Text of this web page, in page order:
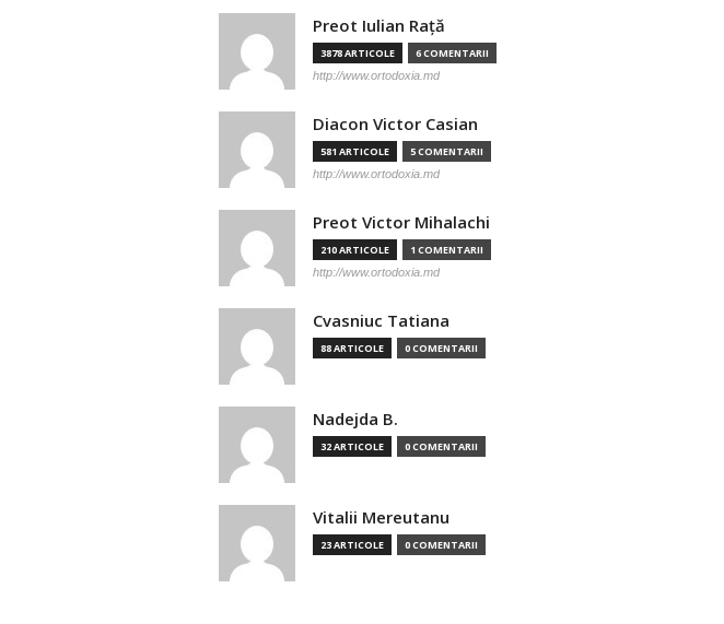
Preot Iulian Raţă
3878 ARTICOLE 6 COMENTARII
http://www.ortodoxia.md
Diacon Victor Casian
581 ARTICOLE 5 COMENTARII
http://www.ortodoxia.md
Preot Victor Mihalachi
210 ARTICOLE 1 COMENTARII
http://www.ortodoxia.md
Cvasniuc Tatiana
88 ARTICOLE 0 COMENTARII
Nadejda B.
32 ARTICOLE 0 COMENTARII
Vitalii Mereutanu
23 ARTICOLE 0 COMENTARII